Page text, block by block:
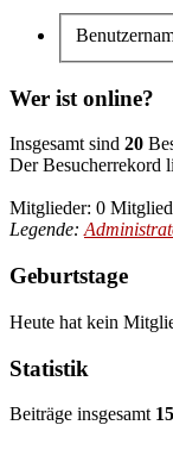
Wer ist online?
Insgesamt sind 20
Der Besucherrekord
Mitglieder: 0
Legende:
Geburtstage
Heute hat kein
Statistik
Beiträge insgesamt